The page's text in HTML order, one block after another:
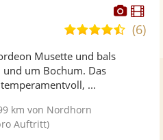
4,7(6)
Musette und bals
um Bochum. Das
...
km von Nordhorn
Auftritt)